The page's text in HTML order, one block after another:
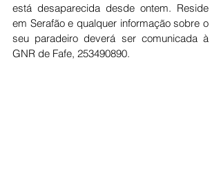
está desaparecida desde ontem. Reside
em Serafão e qualquer informação sobre o
seu paradeiro deverá ser comunicada à
GNR de Fafe, 253490890.